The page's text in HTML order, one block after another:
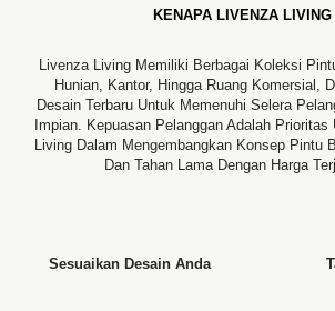
KENAPA LIVENZA LIVING
Livenza Living Memiliki Berbagai Koleksi
Hunian, Kantor, Hingga Ruang Komersial,
Desain Terbaru Untuk Memenuhi Selera
Impian. Kepuasan Pelanggan Adalah
Living Dalam Mengembangkan Konsep Pintu
Dan Tahan Lama Dengan Harga
Sesuaikan Desain Anda